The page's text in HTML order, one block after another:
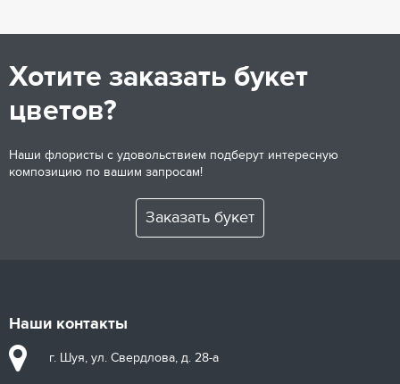
Хотите заказать букет
цветов?
Наши флористы с удовольствием подберут интересную
композицию по вашим запросам!
Заказать букет
Наши контакты
г. Шуя, ул. Свердлова, д. 28-а